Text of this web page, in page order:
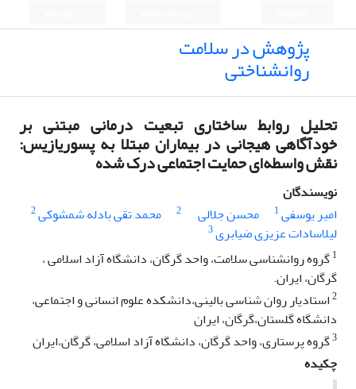
پژوهش در سلامت
روانشناختی
تحلیل روابط ساختاری تبعیت درمانی مبتنی بر
خودآگاهی هیجانی در بیماران مبتلا به پسوریازیس:
نقش واسطه‌ای حمایت اجتماعی درک شده
نویسندگان
امیر یوسفی1 محسن جلالی 2 محمد تقی بادله شمشوکی2
لیلاسادات عزیزی ضیابری3
1گروه روانشناسی سلامت، واحد گرگان، دانشگاه آزاد اسلامی ،
گرگان، ایران.
2استادیار روان شناسی بالینی،دانشکده علوم انسانی و اجتماعی،
دانشگاه گلستان،گرگان، ایران
3گروه پرستاری، واحد گرگان، دانشگاه آزاد اسلامی، گرگان،ایران
چکیده